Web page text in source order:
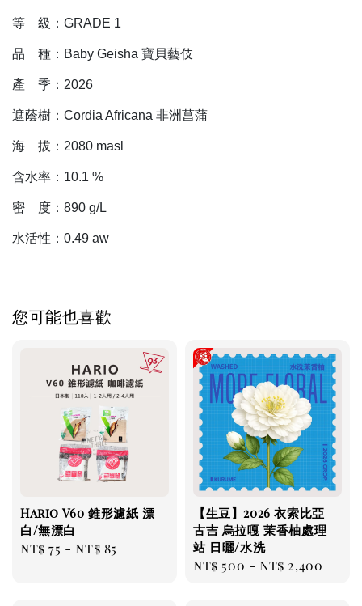
等 級：GRADE 1
品 種：Baby Geisha 寶貝藝伎
產 季：2026
遮蔭樹：Cordia Africana 非洲菖蒲
海 拔：2080 masl
含水率：10.1 %
密 度：890 g/L
水活性：0.49 aw
您可能也喜歡
Hario V60 錐形濾紙 漂
白/無漂白
Regular
NT$ 75 -NT$ 85
【生豆】2026 衣索比亞
古吉 烏拉嘎 茉香柚處理
站 日曬/水洗
Regular
NT$ 500 -NT$ 2,400